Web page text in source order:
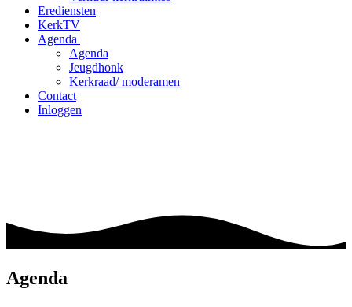
Erediensten
KerkTV
Agenda
Agenda
Jeugdhonk
Kerkraad/ moderamen
Contact
Inloggen
Agenda